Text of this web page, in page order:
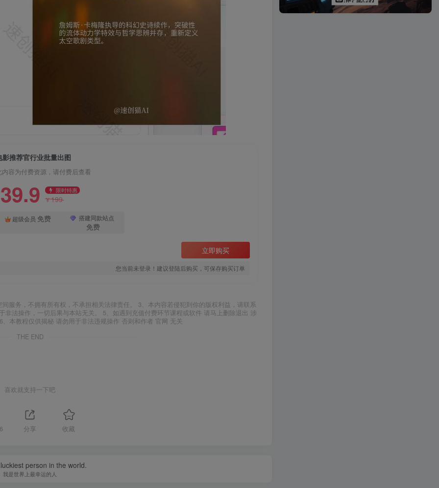
影推荐官行业批量出图
内容为付费资源，请付费后查看
39.9 限时特惠
¥199
超级会员 免费 搭建同款站点
免费
立即购买
您当前未登录！建议登陆后购买，可保存购买订单
服务，不拥有所有权，不承担相关法律责任。 3、本内容若侵犯到你的版权利益，请联系
法操作，一切后果与本站无关。 5、如遇到充值付费环节课程或软件 请马上删除退出 涉
本教程仅供揭秘 请勿用于非法违规操作 否则和作者 官网 无关
THE END
喜欢就支持一下吧
分享 收藏
person in the world.
我是世界上最幸运的人